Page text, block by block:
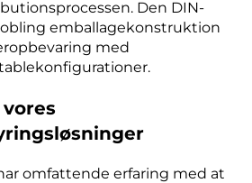
Den DIN-
emballagekonstruktion
med
omfattende erfaring med at